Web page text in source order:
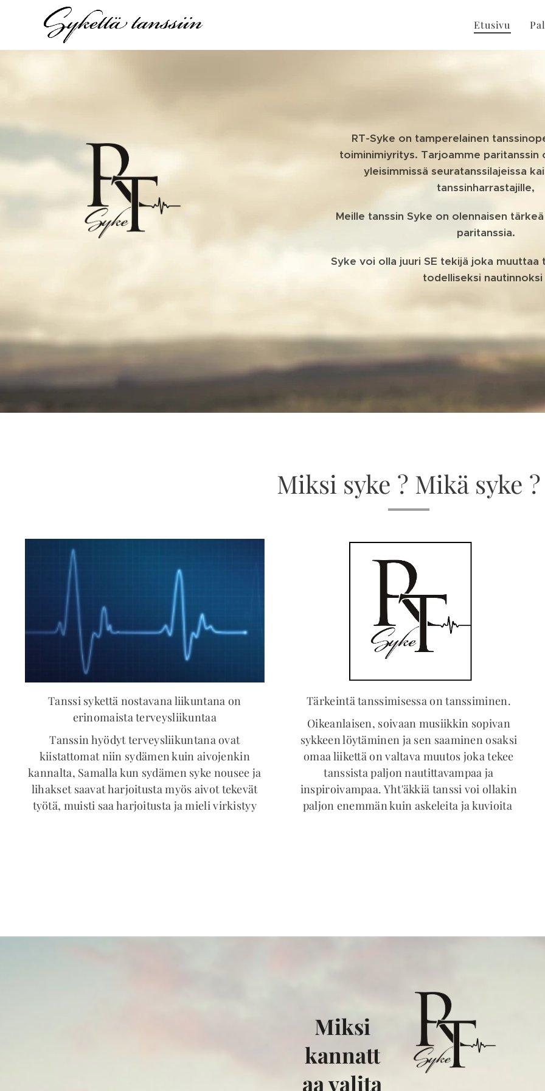
Etusivu
RT-Syke on tamperelainen
toiminimiyritys. Tarjoamme paritanssin
yleisimmissä seuratanssilajeissa
tanssinharrastajille,
Meille tanssin Syke on olennaisen
paritanssia.
Syke voi olla juuri SE tekijä joka muuttaa
todelliseksi nautinnoksi
Miksi syke ? Mikä syke ?
Tanssi sykettä nostavana liikuntana on
erinomaista terveysliikuntaa
Tanssin hyödyt terveysliikuntana ovat
kiistattomat niin sydämen kuin aivojenkin
kannalta, Samalla kun sydämen syke nousee ja
lihakset saavat harjoitusta myös aivot tekevät
työtä, muisti saa harjoitusta ja mieli virkistyy
Tärkeintä tanssimisessa on tanssiminen.
Oikeanlaisen, soivaan musiikkin sopivan
sykkeen löytäminen ja sen saaminen osaksi
omaa liikettä on valtava muutos joka tekee
tanssista paljon nautittavampaa ja
inspiroivampaa. Yht'äkkiä tanssi voi ollakin
paljon enemmän kuin askeleita ja kuvioita
Miksi
kannatt
aa valita